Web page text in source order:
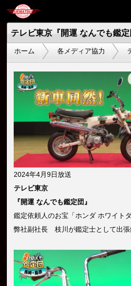
テレビ東京『開運 なんでも鑑
ホーム 各メディア協力
2024年4月9日放送
テレビ東京
『開運 なんでも鑑定団』
鑑定依頼人のお宝「ホンダ ホワイト
弊社副社長 枝川が鑑定士として出張